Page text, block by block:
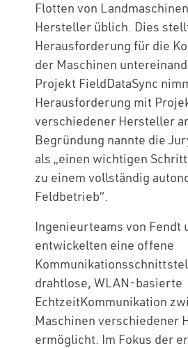
Flotten von
Hersteller üblich. Dies
Herausforderung für die
der Maschinen
Projekt FieldDataSync
Herausforderung mit
verschiedener Hersteller
Begründung nannte die
als „einen wichtigen
zu einem vollständig
Feldbetrieb“.
Ingenieurteams von Fendt
entwickelten eine offene
drahtlose, WLAN-basierte
EchtzeitKommunikation
Maschinen verschiedener
ermöglicht. Im Fokus der